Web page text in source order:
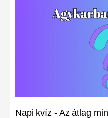
Napi kvíz - Az átlag